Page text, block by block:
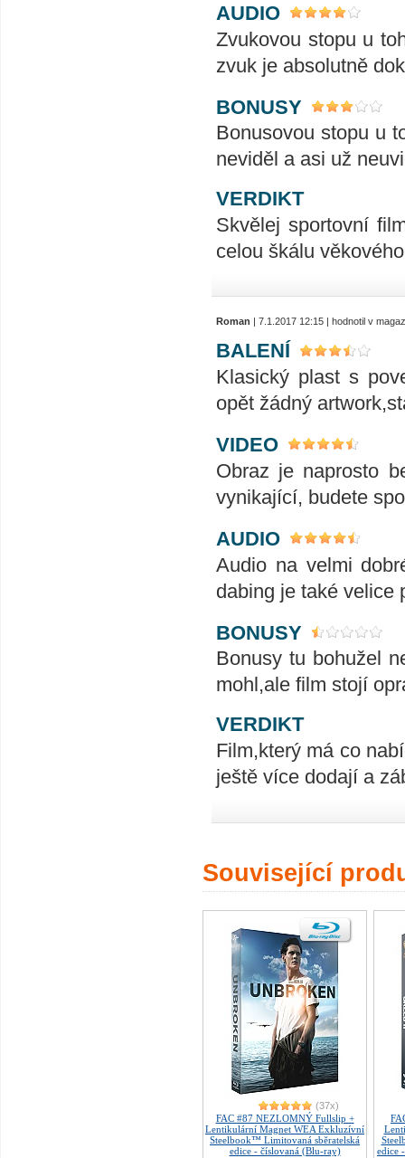
AUDIO
Zvukovou stopu u
zvuk je absolutně
BONUSY
Bonusovou stopu u
neviděl a asi už
VERDIKT
Skvělej sportovní
celou škálu
Roman | 7.1.2017 12:15 | hodnotil v
BALENÍ
Klasický plast s
opět žádný
VIDEO
Obraz je naprosto
vynikající, budete
AUDIO
Audio na velmi
dabing je také velice
BONUSY
Bonusy tu bohužel
mohl,ale film stojí
VERDIKT
Film,který má co
ještě více dodají a
Související
(37x)
FAC #87 NEZLOMNÝ Fullslip +
Lentikulární Magnet WEA Exkluzívní
Steelbook™ Limitovaná sběratelská
edice - číslovaná (Blu-ray)
edice